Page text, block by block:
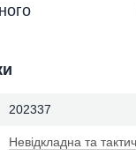
202337
Невідкладна та